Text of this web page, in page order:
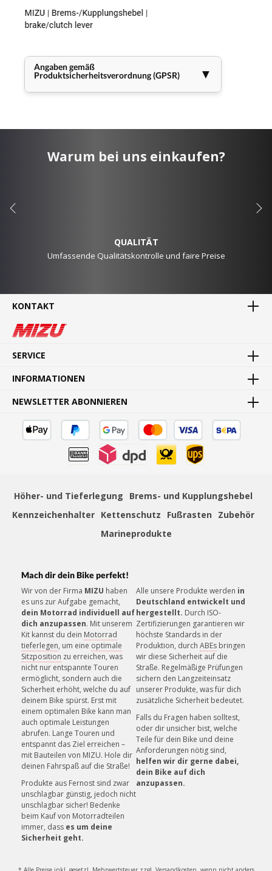
Angaben gemäß
Produktsicherheitsverordnung (GPSR)
▼
Montageanleitung (PDF)
Warum bei uns einkaufen?
QUALITÄT
Umfassende Qualitätskontrolle und faire Preise
SCHNELLE LIEFERUNG
Schnelle und bequeme Lieferung von Tür zu Tür
ZAHLUNGSSICHERHEIT
Mehrere sichere Zahlungsmethoden
KUNDENSERVICE
Unsere Mitarbeiter helfen gerne!
KONTAKT
SERVICE
INFORMATIONEN
NEWSLETTER ABONNIEREN
Höher- und Tieferlegung
Brems- und Kupplungshebel
Kennzeichenhalter
Kettenschutz Fußrasten
Zubehör
Marineprodukte
Mach dir dein Bike perfekt!
Wir von der Firma MIZU haben
es uns zur Aufgabe gemacht,
dein Motorrad individuell auf
dich anzupassen. Mit unserem
Kit kannst du dein Motorrad
tieferlegen, um eine optimale
Sitzposition zu erreichen, was
nicht nur entspannte Touren
ermöglicht, sondern auch die
Sicherheit erhöht, welche du auf
deinem Bike spürst. Erst mit
einem optimalen Bike kann man
auch optimale Leistungen
abrufen. Lange Touren und
entspannt das Ziel erreichen –
mit Bauteilen von MIZU. Hole dir
deinen Fahrspaß auf die Straße!
Produkte aus Fernost sind zwar
unschlagbar günstig, jedoch nicht
unschlagbar sicher! Bedenke
beim Kauf von Motorradteilen
immer, dass es um deine
Sicherheit geht.
Alle unsere Produkte werden in
Deutschland entwickelt und
hergestellt. Durch ISO-
Zertifizierungen garantieren wir
höchste Standards in der
Produktion, durch ABEs bringen
wir diese Sicherheit auf die
Straße. Regelmäßige Prüfungen
sichern den Langzeiteinsatz
unserer Produkte, was für dich
zusätzliche Sicherheit bedeutet.
Falls du Fragen haben solltest,
oder dir unsicher bist, welche
Teile für dein Bike und deine
Anforderungen nötig sind,
helfen wir dir gerne dabei,
dein Bike auf dich
anzupassen.